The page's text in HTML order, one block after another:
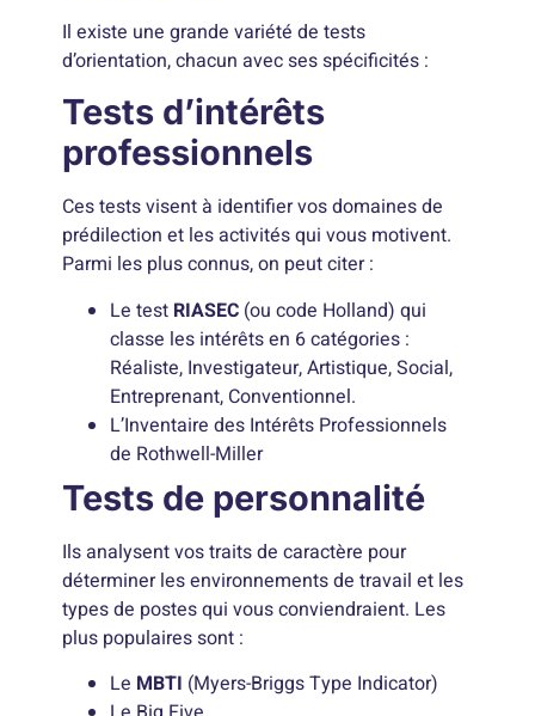
Il existe une grande variété de tests
d’orientation, chacun avec ses spécificités :
Tests d’intérêts
professionnels
Ces tests visent à identifier vos domaines de
prédilection et les activités qui vous motivent.
Parmi les plus connus, on peut citer :
Le test RIASEC (ou code Holland) qui
classe les intérêts en 6 catégories :
Réaliste, Investigateur, Artistique, Social,
Entreprenant, Conventionnel.
L’Inventaire des Intérêts Professionnels
de Rothwell-Miller
Tests de personnalité
Ils analysent vos traits de caractère pour
déterminer les environnements de travail et les
types de postes qui vous conviendraient. Les
plus populaires sont :
Le MBTI (Myers-Briggs Type Indicator)